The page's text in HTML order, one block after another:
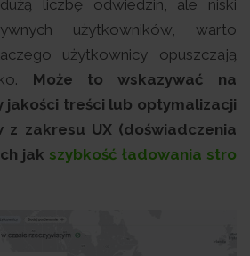
liczbę odwiedzin, ale niski
użytkowników, warto
użytkownicy opuszczają
Może to wskazywać na
jakości treści lub optymalizacji
z zakresu UX (doświadczenia
jak szybkość ładowania stro